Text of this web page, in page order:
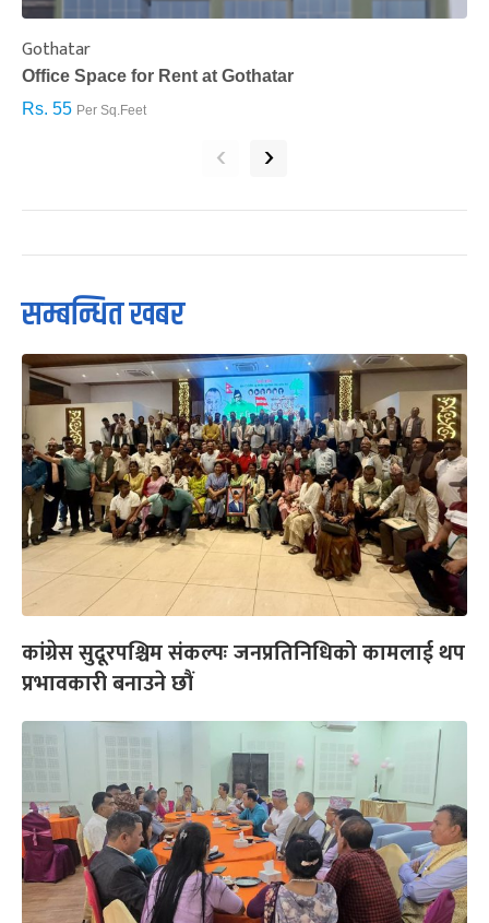
Gothatar
Office Space for Rent at Gothatar
Rs. 55 Per Sq.Feet
‹ ›
सम्बन्धित खबर
कांग्रेस सुदूरपश्चिम संकल्पः जनप्रतिनिधिको कामलाई थप
प्रभावकारी बनाउने छौं